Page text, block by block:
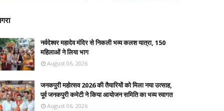
नर्वदेश्वर महादेव मंदिर से निकली भव्य कलश यात्रा, 150
महिलाओं ने लिया भाग
August 06, 2026
जनकपुरी महोत्सव 2026 की तैयारियों को मिला नया उत्साह,
पूर्व जनकपुरी कमेटी ने किया आयोजन समिति का भव्य स्वागत
August 06, 2026